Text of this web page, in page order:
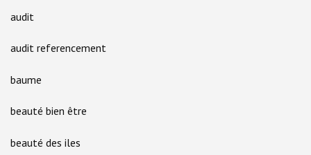
audit
audit referencement
baume
beauté bien être
beauté des iles